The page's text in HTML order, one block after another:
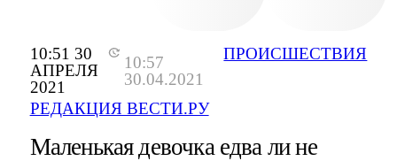
10:51 30
АПРЕЛЯ
2021
10:57
30.04.2021
РЕДАКЦИЯ ВЕСТИ.РУ
ПРОИСШЕСТВИЯ
Маленькая девочка едва ли не